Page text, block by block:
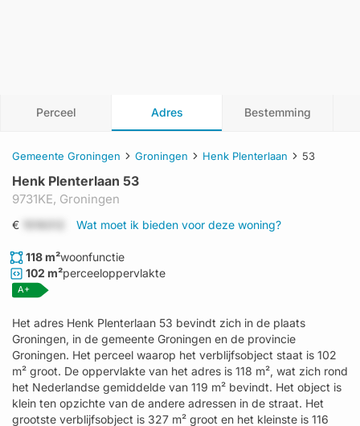
Perceel Adres Bestemming
Gemeente Groningen Groningen Henk Plenterlaan 53
Henk Plenterlaan 53
9731KE, Groningen
€ Wat moet ik bieden voor deze woning?
118 m²woonfunctie
102 m²perceeloppervlakte
A+
Het adres Henk Plenterlaan 53 bevindt zich in de plaats
Groningen, in de gemeente Groningen en de provincie
Groningen. Het perceel waarop het verblijfsobject staat is 102
m² groot. De oppervlakte van het adres is 118 m², wat zich rond
het Nederlandse gemiddelde van 119 m² bevindt. Het object is
klein ten opzichte van de andere adressen in de straat. Het
grootste verblijfsobject is 327 m² groot en het kleinste is 116